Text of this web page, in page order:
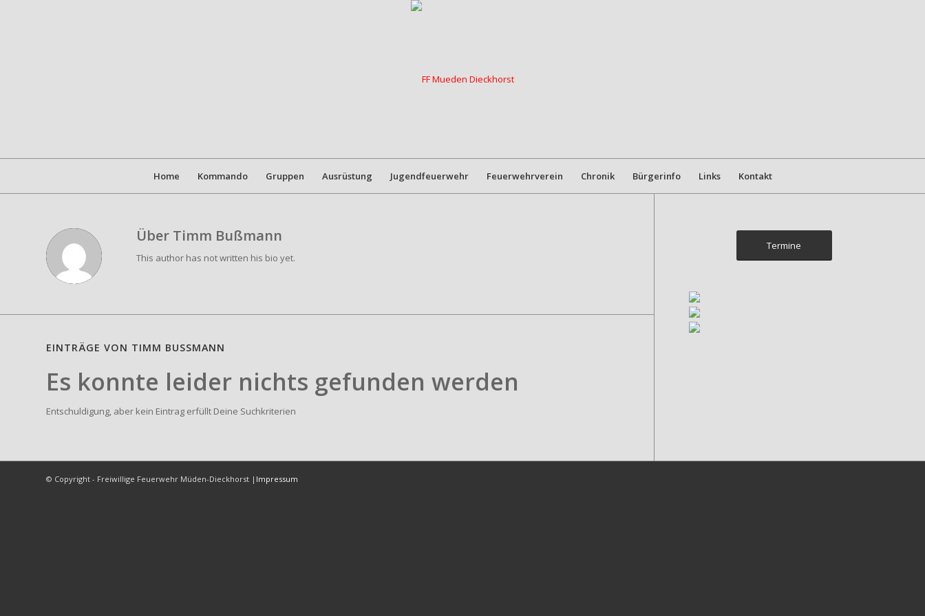
Home Kommando Gruppen Ausrüstung Jugendfeuerwehr Feuerwehrverein Chronik Bürgerinfo Links Kontakt
Über Timm Bußmann
This author has not written his bio yet.
EINTRÄGE VON TIMM BUSSMANN
Es konnte leider nichts gefunden werden
Entschuldigung, aber kein Eintrag erfüllt Deine Suchkriterien
Termine
© Copyright - Freiwillige Feuerwehr Müden-Dieckhorst | Impressum